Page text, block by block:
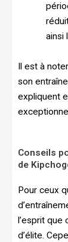
ainsi
Il est à
son
expliquent
Conseils
de
Pour ceux
l’esprit que
d’élite.